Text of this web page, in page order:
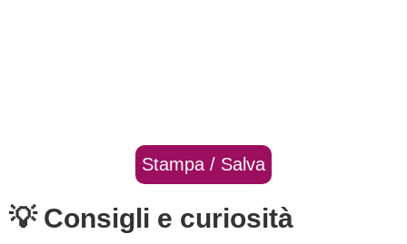
Stampa / Salva
💡 Consigli e curiosità